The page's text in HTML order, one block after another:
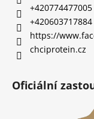
+420774477005
+420603717884
https://
chciprotein.cz
Oficiální